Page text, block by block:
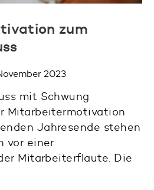
zum
2023
mit Schwung
Mitarbeitermotivation
Jahresende stehen
vor einer
Mitarbeiterflaute. Die